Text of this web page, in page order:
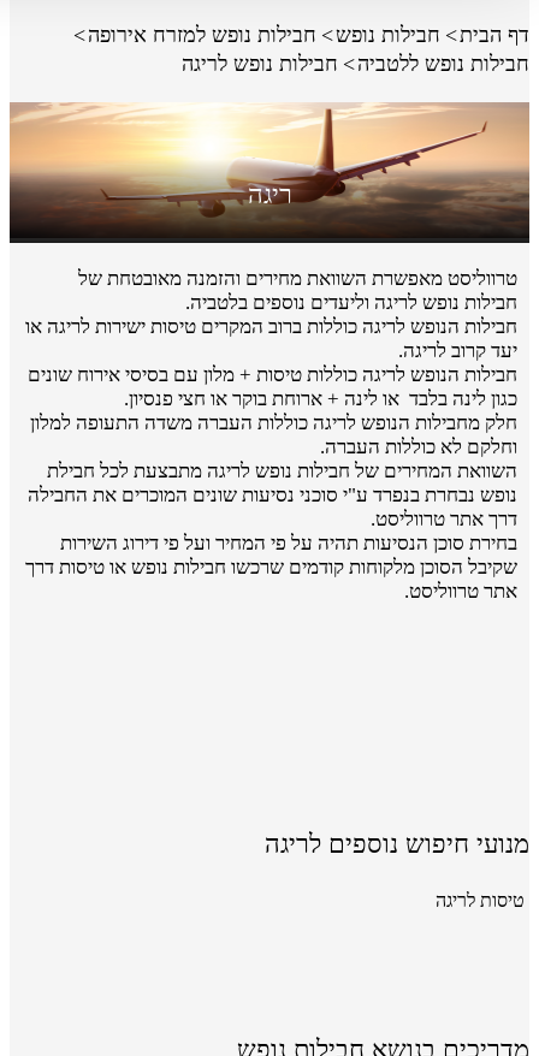
דף הבית חבילות נופש
חבילות נופש למזרח אירופה
חבילות נופש ללטביה
חבילות נופש לריגה
ריגה
טרווליסט מאפשרת השוואת מחירים והזמנה מאובטחת של
חבילות נופש לריגה וליעדים נוספים בלטביה.
חבילות הנופש לריגה כוללות ברוב המקרים טיסות ישירות לריגה או
יעד קרוב לריגה.
חבילות הנופש לריגה כוללות טיסות + מלון עם בסיסי אירוח שונים
כגון לינה בלבד או לינה + ארוחת בוקר או חצי פנסיון.
חלק מחבילות הנופש לריגה כוללות העברה משדה התעופה למלון
וחלקם לא כוללות העברה.
השוואת המחירים של חבילות נופש לריגה מתבצעת לכל חבילת
נופש נבחרת בנפרד ע"י סוכני נסיעות שונים המוכרים את החבילה
דרך אתר טרווליסט.
בחירת סוכן הנסיעות תהיה על פי המחיר ועל פי דירוג השירות
שקיבל הסוכן מלקוחות קודמים שרכשו חבילות נופש או טיסות דרך
אתר טרווליסט.
מנועי חיפוש נוספים לריגה
טיסות לריגה
מדריכים בנושא חבילות נופש